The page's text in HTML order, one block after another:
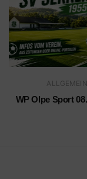
ALLGEMEIN
WP Olpe Sport